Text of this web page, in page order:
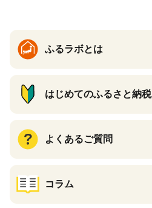
ふるラボとは
はじめてのふるさと納税
よくあるご質問
コラム